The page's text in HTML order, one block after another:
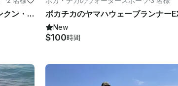
リーワード・セトルメントでのサンクン・シップ・ジェットスキー・アドベンチャー
New
$100時間